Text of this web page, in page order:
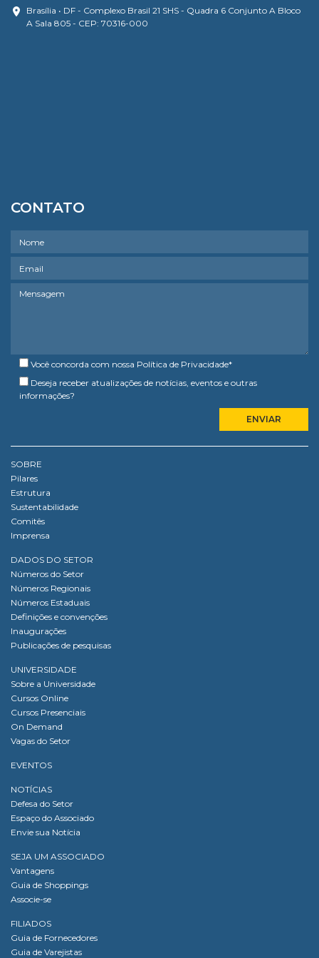
Brasília • DF - Complexo Brasil 21 SHS - Quadra 6 Conjunto A Bloco
A Sala 805 - CEP: 70316-000
CONTATO
Você concorda com nossa Política de Privacidade*
Deseja receber atualizações de notícias, eventos e outras
informações?
SOBRE
Pilares
Estrutura
Sustentabilidade
Comitês
Imprensa
DADOS DO SETOR
Números do Setor
Números Regionais
Números Estaduais
Definições e convenções
Inaugurações
Publicações de pesquisas
UNIVERSIDADE
Sobre a Universidade
Cursos Online
Cursos Presenciais
On Demand
Vagas do Setor
EVENTOS
NOTÍCIAS
Defesa do Setor
Espaço do Associado
Envie sua Notícia
SEJA UM ASSOCIADO
Vantagens
Guia de Shoppings
Associe-se
FILIADOS
Guia de Fornecedores
Guia de Varejistas